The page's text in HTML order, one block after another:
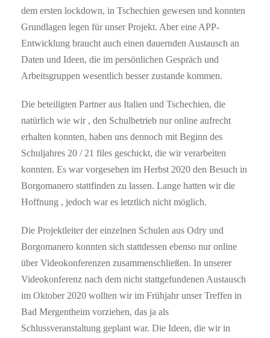
dem ersten lockdown, in Tschechien gewesen und konnten
Grundlagen legen für unser Projekt. Aber eine APP-
Entwicklung braucht auch einen dauernden Austausch an
Daten und Ideen, die im persönlichen Gespräch und
Arbeitsgruppen wesentlich besser zustande kommen.
Die beteiligten Partner aus Italien und Tschechien, die
natürlich wie wir , den Schulbetrieb nur online aufrecht
erhalten konnten, haben uns dennoch mit Beginn des
Schuljahres 20 / 21 files geschickt, die wir verarbeiten
konnten. Es war vorgesehen im Herbst 2020 den Besuch in
Borgomanero stattfinden zu lassen. Lange hatten wir die
Hoffnung , jedoch war es letztlich nicht möglich.
Die Projektleiter der einzelnen Schulen aus Odry und
Borgomanero konnten sich stattdessen ebenso nur online
über Videokonferenzen zusammenschließen. In unserer
Videokonferenz nach dem nicht stattgefundenen Austausch
im Oktober 2020 wollten wir im Frühjahr unser Treffen in
Bad Mergentheim vorziehen, das ja als
Schlussveranstaltung geplant war. Die Ideen, die wir in